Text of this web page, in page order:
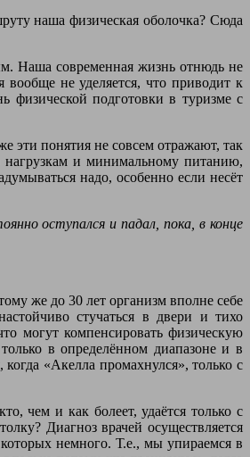
наша физическая оболочка? Сюда
Наша современная жизнь отнюдь не
вообще не уделяется, что приводит к
физической подготовки в туризме с
эти понятия не совсем отражают, так
нагрузкам и минимальному питанию,
надо, особенно если несёт
оступался и падал, пока, в конце
же до 30 лет организм вполне себе
стучаться в двери и тихо
могут компенсировать физическую
в определённом диапазоне и в
«Акелла промахнулся», только с
чем и как болеет, удаётся только с
Диагноз врачей осуществляется
немного. Т.е., мы упираемся в